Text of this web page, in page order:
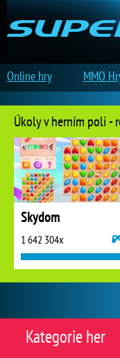
Kategorie her
Úkoly v herním poli -
Skydom
1 642 304x
Online hry MMO